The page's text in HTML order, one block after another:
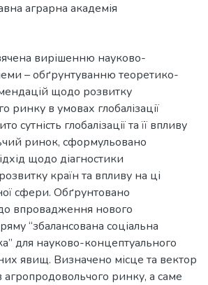
аграрна академія
вирішенню науково-
– обґрунтуванню теоретико-
щодо розвитку
ринку в умовах глобалізації
сутність глобалізації та її впливу
ринок, сформульовано
щодо діагностики
країн та впливу на ці
сфери. Обґрунтовано
впровадження нового
“збалансована соціальна
для науково-концептуального
явищ. Визначено місце та вектор
агропродовольчого ринку, а саме